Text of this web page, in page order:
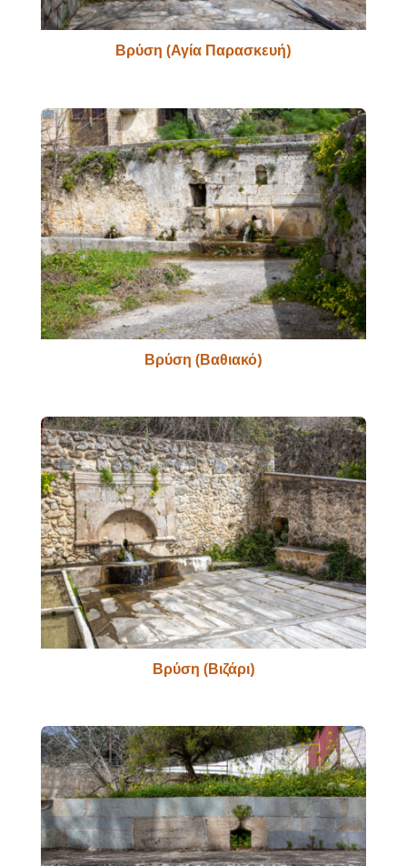
Βρύση (Αγία Παρασκευή)
Βρύση (Βαθιακό)
Βρύση (Βιζάρι)